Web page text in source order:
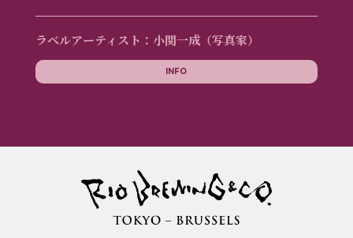
ラベルアーティスト：小関一成（写真家）
INFO